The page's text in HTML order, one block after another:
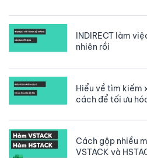
INDIRECT làm
nhiên rồi
Hiểu về tìm kiếm
cách để tối ưu
Cách gộp nhiều
VSTACK và